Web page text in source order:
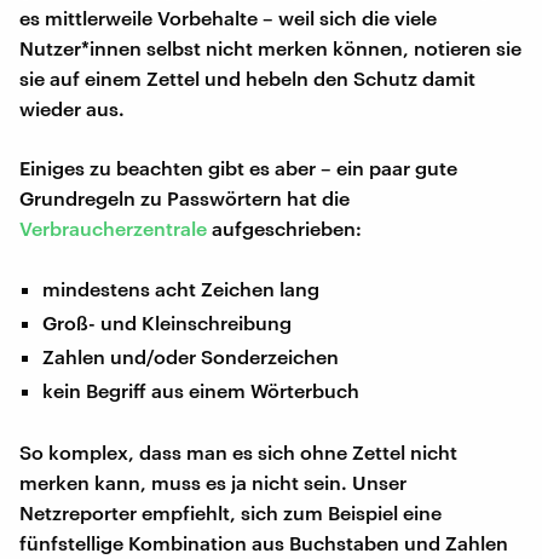
es mittlerweile Vorbehalte – weil sich die viele
Nutzer*innen selbst nicht merken können, notieren sie
sie auf einem Zettel und hebeln den Schutz damit
wieder aus.
Einiges zu beachten gibt es aber – ein paar gute
Grundregeln zu Passwörtern hat die
Verbraucherzentrale aufgeschrieben:
mindestens acht Zeichen lang
Groß- und Kleinschreibung
Zahlen und/oder Sonderzeichen
kein Begriff aus einem Wörterbuch
So komplex, dass man es sich ohne Zettel nicht
merken kann, muss es ja nicht sein. Unser
Netzreporter empfiehlt, sich zum Beispiel eine
fünfstellige Kombination aus Buchstaben und Zahlen